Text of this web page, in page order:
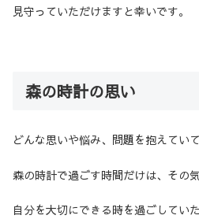
見守っていただけますと幸いです。
森の時計の思い
どんな思いや悩み、問題を抱えていて
森の時計で過ごす時間だけは、その
自分を大切にできる時を過ごしてい